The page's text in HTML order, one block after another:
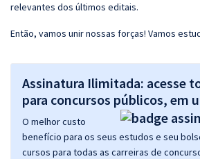
relevantes dos últimos editais.
Então, vamos unir nossas forças! Vamos
Assinatura Ilimitada: acesse
para concursos públicos, em
O melhor custo
benefício para os seus estudos e seu
cursos para todas as carreiras de